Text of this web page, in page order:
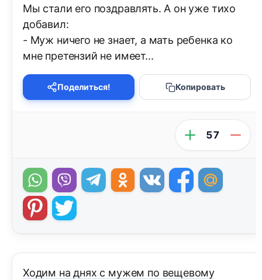
Мы стали его поздравлять. А он уже тихо
добавил:
- Муж ничего не знает, а мать ребенка ко
мне претензий не имеет...
Поделиться! Копировать
57
Ходим на днях с мужем по вещевому